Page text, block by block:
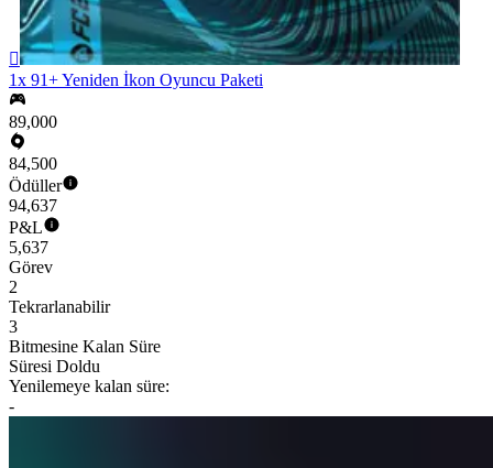

1x 91+ Yeniden İkon Oyuncu Paketi
89,000
84,500
Ödüller
94,637
P&L
5,637
Görev
2
Tekrarlanabilir
3
Bitmesine Kalan Süre
Süresi Doldu
Yenilemeye kalan süre:
-